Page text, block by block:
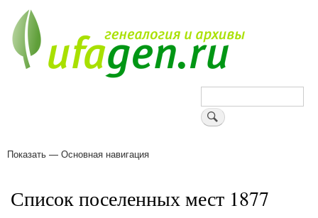
основному
содержанию
Поиск
Основная
Показать — Основная навигация
Список поселенных мест 1877